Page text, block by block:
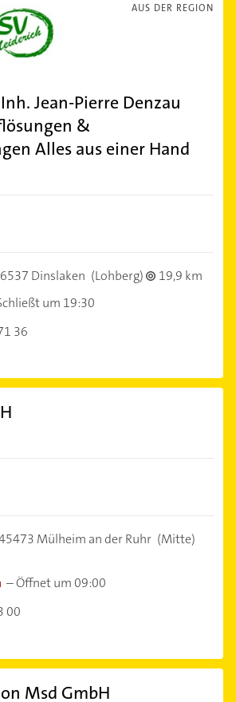
AUS DER REGION
Jean-Pierre Denzau
&
Alles aus einer Hand
Dinslaken (Lohberg)
19,9 km
um 19:30
36
Mülheim an der Ruhr (Mitte)
–Öffnet um 09:00
00
Msd GmbH